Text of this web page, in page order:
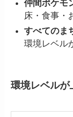
仲間ポケモ
床・食事・
すべてのま
環境レベル
環境レベルが